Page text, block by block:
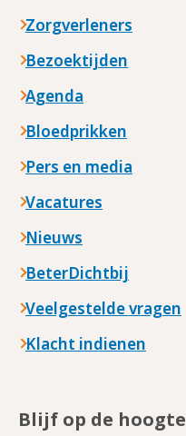
Zorgverleners
Bezoektijden
Agenda
Bloedprikken
Pers en media
Vacatures
Nieuws
BeterDichtbij
Veelgestelde vragen
Klacht indienen
Blijf op de hoogte